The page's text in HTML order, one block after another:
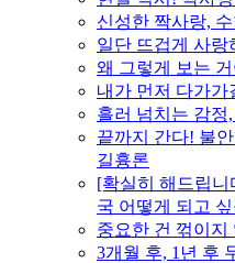
신성한 짝사랑,
일단 뜨겁게 사랑
왜 그렇게 보는
내가 먼저 다가가
흘러 넘치는 감정
끝까지 간다! 불
길흉론
[확실히 해드립니
국 어떻게 되고
중요한 건 꺾이지
3개월 후, 1년 후